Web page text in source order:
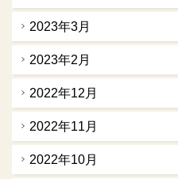
2023年3月
2023年2月
2022年12月
2022年11月
2022年10月